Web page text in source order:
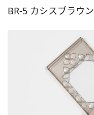
BR-5 カシスブラウン